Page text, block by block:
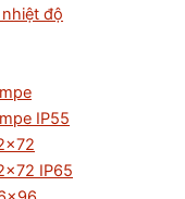
độ
IP55
IP65